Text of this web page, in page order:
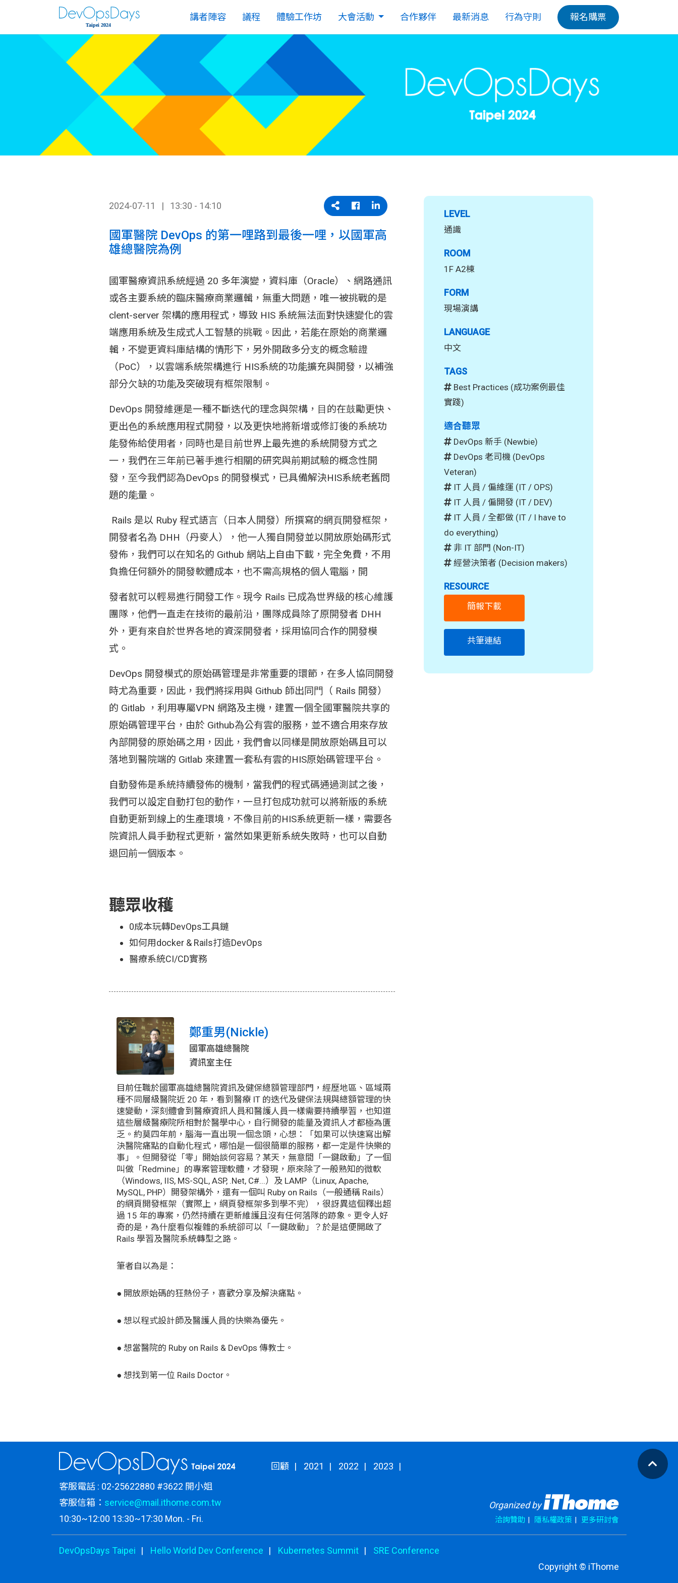
講者陣容 議程 體驗工作坊 大會活動 合作夥伴 最新消息 行為守則 報名購票
2024-07-11 13:30 - 14:10
國軍醫院 DevOps 的第一哩路到最後一哩，以國軍高
雄總醫院為例
國軍醫療資訊系統經過 20 多年演變，資料庫（Oracle）、網路通訊
或各主要系統的臨床醫療商業邏輯，無重⼤問題，唯⼀被挑戰的是
clent-server 架構的應⽤程式，導致 HIS 系統無法⾯對快速變化的雲
端應⽤系統及⽣成式⼈⼯智慧的挑戰。因此，若能在原始的商業邏
輯，不變更資料庫結構的情形下，另外開啟多分⽀的概念驗證
（PoC），以雲端系統架構進⾏ HIS系統的功能擴充與開發，以補強
部分⽋缺的功能及突破現有框架限制。
DevOps 開發維運是⼀種不斷迭代的理念與架構，⽬的在⿎勵更快、
更出⾊的系統應⽤程式開發，以及更快地將新增或修訂後的系統功
能發佈給使⽤者，同時也是⽬前世界上最先進的系統開發⽅式之
⼀，我們在三年前已著⼿進⾏相關的研究與前期試驗的概念性開
發，⾄今我們認為DevOps 的開發模式，已具備解決HIS系統老舊問
題的能量。
Rails 是以 Ruby 程式語⾔（⽇本⼈開發）所撰寫的網⾴開發框架，
開發者名為 DHH（丹麥⼈），他⼀⼈獨⾃開發並以開放原始碼形式
發佈，我們可以在知名的 Github 網站上⾃由下載，完全免費，不⽤
負擔任何額外的開發軟體成本，也不需⾼規格的個⼈電腦，開
發者就可以輕易進⾏開發⼯作。現今 Rails 已成為世界級的核⼼維護
團隊，他們⼀直走在技術的最前沿，團隊成員除了原開發者 DHH
外，更有來⾃於世界各地的資深開發者，採⽤協同合作的開發模
式。
DevOps 開發模式的原始碼管理是非常重要的環節，在多⼈協同開發
時尤為重要，因此，我們將採⽤與 Github 師出同⾨（ Rails 開發）
的 Gitlab ，利⽤專屬VPN 網路及主機，建置⼀個全國軍醫院共享的
原始碼管理平台，由於 Github為公有雲的服務，並不適合⽤來存放
內部開發的原始碼之⽤，因此，我們會以同樣是開放原始碼且可以
落地到醫院端的 Gitlab 來建置⼀套私有雲的HIS原始碼管理平台。
自動發佈是系統持續發佈的機制，當我們的程式碼通過測試之後，
我們可以設定⾃動打包的動作，⼀旦打包成功就可以將新版的系統
⾃動更新到線上的⽣產環境，不像⽬前的HIS系統更新⼀樣，需要各
院資訊⼈員⼿動程式更新，當然如果更新系統失敗時，也可以⾃動
退回前⼀個版本。
聽眾收穫
0成本玩轉DevOps工具鏈
如何用docker & Rails打造DevOps
醫療系統CI/CD實務
鄭重男(Nickle)
國軍高雄總醫院
資訊室主任
目前任職於國軍高雄總醫院資訊及健保總額管理部門，經歷地區、區域兩
種不同層級醫院近 20 年，看到醫療 IT 的迭代及健保法規與總額管理的快
速變動，深刻體會到醫療資訊人員和醫護人員一樣需要持續學習，也知道
這些層級醫療院所相對於醫學中心，自行開發的能量及資訊人才都極為匱
乏。約莫四年前，腦海一直出現一個念頭，心想：「如果可以快速寫出解
決醫院痛點的自動化程式，哪怕是一個很簡單的服務，都一定是件快樂的
事」。但開發從「零」開始談何容易？某天，無意間「一鍵啟動」了一個
叫做「Redmine」的專案管理軟體，才發現，原來除了一般熟知的微軟
（Windows, IIS, MS-SQL, ASP, .Net, C#...）及 LAMP（Linux, Apache,
MySQL, PHP）開發架構外，還有一個叫 Ruby on Rails（一般通稱 Rails）
的網頁開發框架（實際上，網頁發框架多到學不完），很訝異這個釋出超
過 15 年的專案，仍然持續在更新維護且沒有任何落隊的跡象。更令人好
奇的是，為什麼看似複雜的系統卻可以「一鍵啟動」？於是這便開啟了
Rails 學習及醫院系統轉型之路。
筆者自以為是：
● 開放原始碼的狂熱份子，喜歡分享及解決痛點。
● 想以程式設計師及醫護人員的快樂為優先。
● 想當醫院的 Ruby on Rails & DevOps 傳教士。
● 想找到第一位 Rails Doctor。
LEVEL
通識
ROOM
1F A2棟
FORM
現場演講
LANGUAGE
中文
TAGS
Best Practices (成功案例最佳
實踐)
適合聽眾
DevOps 新手 (Newbie)
DevOps 老司機 (DevOps
Veteran)
IT 人員 / 偏維運 (IT / OPS)
IT 人員 / 偏開發 (IT / DEV)
IT 人員 / 全都做 (IT / I have to
do everything)
非 IT 部門 (Non-IT)
經營決策者 (Decision makers)
RESOURCE
簡報下載
共筆連結
回顧 2021 2022
2023
客服電話 : 02-25622880 #3622 開小姐
客服信箱： service@mail.ithome.com.tw
10:30~12:00 13:30~17:30 Mon. - Fri.
Organized by
洽詢贊助 隱私權政策 更多研討會
DevOpsDays Taipei Hello World Dev Conference Kubernetes Summit
SRE Conference
Copyright © iThome